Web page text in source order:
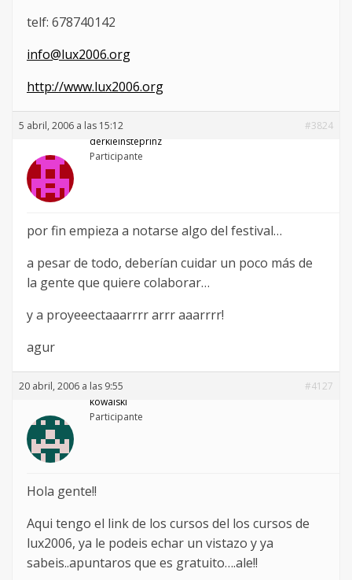
telf: 678740142
info@lux2006.org
http://www.lux2006.org
5 abril, 2006 a las 15:12
#3824
derkleinsteprinz
Participante
por fin empieza a notarse algo del festival…
a pesar de todo, deberían cuidar un poco más de
la gente que quiere colaborar…
y a proyeeectaaarrrr arrr aaarrrr!
agur
20 abril, 2006 a las 9:55
#4127
kowalski
Participante
Hola gente!!
Aqui tengo el link de los cursos del los cursos de
lux2006, ya le podeis echar un vistazo y ya
sabeis..apuntaros que es gratuito….ale!!